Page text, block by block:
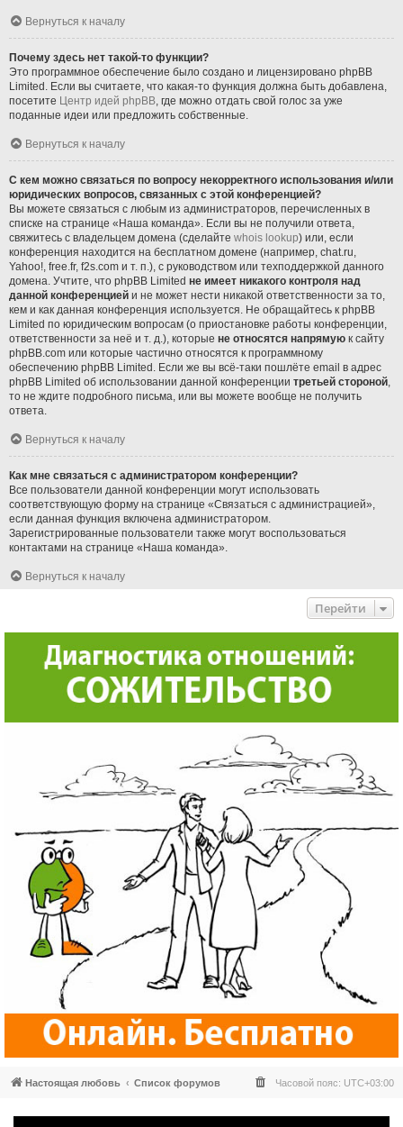
Вернуться к началу
Почему здесь нет такой-то функции?
Это программное обеспечение было создано и лицензировано phpBB
Limited. Если вы считаете, что какая-то функция должна быть добавлена,
посетите Центр идей phpBB , где можно отдать свой голос за уже
поданные идеи или предложить собственные.
Вернуться к началу
С кем можно связаться по вопросу некорректного использования и/или
юридических вопросов, связанных с этой конференцией?
Вы можете связаться с любым из администраторов, перечисленных в
списке на странице «Наша команда». Если вы не получили ответа,
свяжитесь с владельцем домена (сделайте whois lookup) или, если
конференция находится на бесплатном домене (например, chat.ru,
Yahoo!, free.fr, f2s.com и т. п.), с руководством или техподдержкой данного
домена. Учтите, что phpBB Limited не имеет никакого контроля над
данной конференцией и не может нести никакой ответственности за то,
кем и как данная конференция используется. Не обращайтесь к phpBB
Limited по юридическим вопросам (о приостановке работы конференции,
ответственности за неё и т. д.), которые не относятся напрямую к сайту
phpBB.com или которые частично относятся к программному
обеспечению phpBB Limited. Если же вы всё-таки пошлёте email в адрес
phpBB Limited об использовании данной конференции третьей стороной
то не ждите подробного письма, или вы можете вообще не получить
ответа.
Вернуться к началу
Как мне связаться с администратором конференции?
Все пользователи данной конференции могут использовать
соответствующую форму на странице «Связаться с администрацией»,
если данная функция включена администратором.
Зарегистрированные пользователи также могут воспользоваться
контактами на странице «Наша команда».
Вернуться к началу
Перейти
Настоящая любовь Список форумов Часовой пояс: UTC+03:00